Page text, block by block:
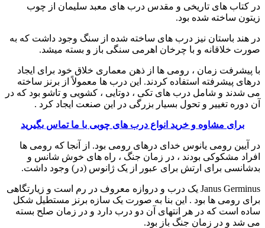
در کتاب های تاریخی و مقدس درب های معبد سلیمان از چوب
زیتون ساخته شده بود.
در هند باستان نیز درب های ساخته شده از سنگ وجود داشت که به
صورت خلاقانه و با چرخان اهرمی سنگی باز و بسته میشد.
با پیشرفت زمان ، رومی ها از ذهن معماری خلاق خود برای ایجاد
درهای پیشرفته استفاده کردند. این درب ها معمولاً از برنز ساخته
می شدند و شامل درب های تکی ، دوتایی ، کشویی و تاشو بود که در
آن دوره تغییر و تحول بسیار بزرگی در این صنعت ایجاد کرد .
برای مشاوه و خرید انواع درب های چوبی با ما تماس بگیرید
در آیین رومی یانوس خدای درهای رومی بود. از آنجا که رومی ها
افراد مشکوکی بودند ، در زمان جنگ ، راه های خوش شانس و
بدشانسی برای ارتش برای عبور از یک ژانوس (در) وجود داشت.
Janus Germinus یک درب و دروازه معروف در رم است و زیارتگاهی
برای رومی ها بود . این بنا به صورت یک سازه برنز مستطیل شکل
ساده است که در هر انتهای آن دو درب دارد و در زمان صلح بسته
می شد و در زمان جنگ باز بود.